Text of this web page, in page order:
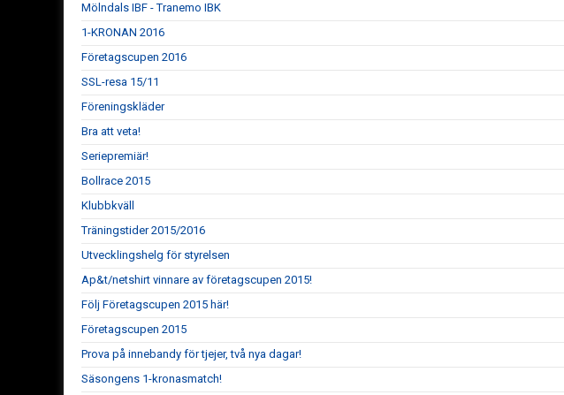
Mölndals IBF - Tranemo IBK
1-KRONAN 2016
Företagscupen 2016
SSL-resa 15/11
Föreningskläder
Bra att veta!
Seriepremiär!
Bollrace 2015
Klubbkväll
Träningstider 2015/2016
Utvecklingshelg för styrelsen
Ap&t/netshirt vinnare av företagscupen 2015!
Följ Företagscupen 2015 här!
Företagscupen 2015
Prova på innebandy för tjejer, två nya dagar!
Säsongens 1-kronasmatch!